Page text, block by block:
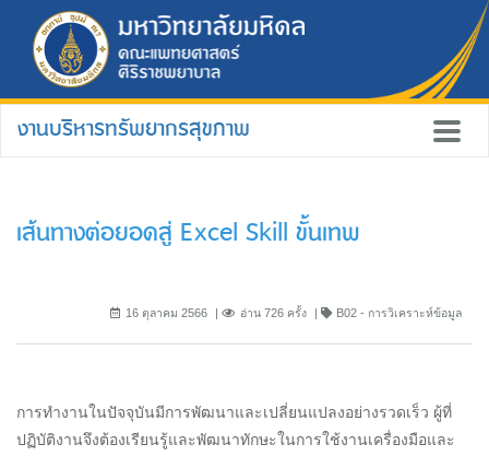
งานบริหารทรัพยากรสุขภาพ
เส้นทางต่อยอดสู่ Excel Skill ขั้นเทพ
16 ตุลาคม 2566 อ่าน 726 ครั้ง B02 - การวิเคราะห์ข้อมูล
การทำงานในปัจจุบันมีการพัฒนาและเปลี่ยนแปลงอย่างรวดเร็ว ผู้ที่
ปฏิบัติงานจึงต้องเรียนรู้และพัฒนาทักษะในการใช้งานเครื่องมือและ